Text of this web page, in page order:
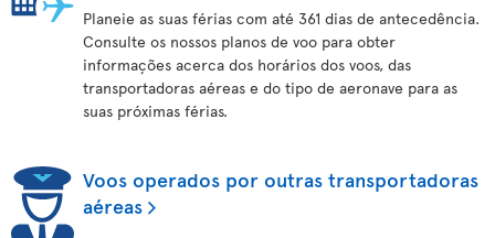
Planeie as suas férias com até 361 dias de antecedência.
Consulte os nossos planos de voo para obter
informações acerca dos horários dos voos, das
transportadoras aéreas e do tipo de aeronave para as
suas próximas férias.
Voos operados por outras transportadoras
aéreas